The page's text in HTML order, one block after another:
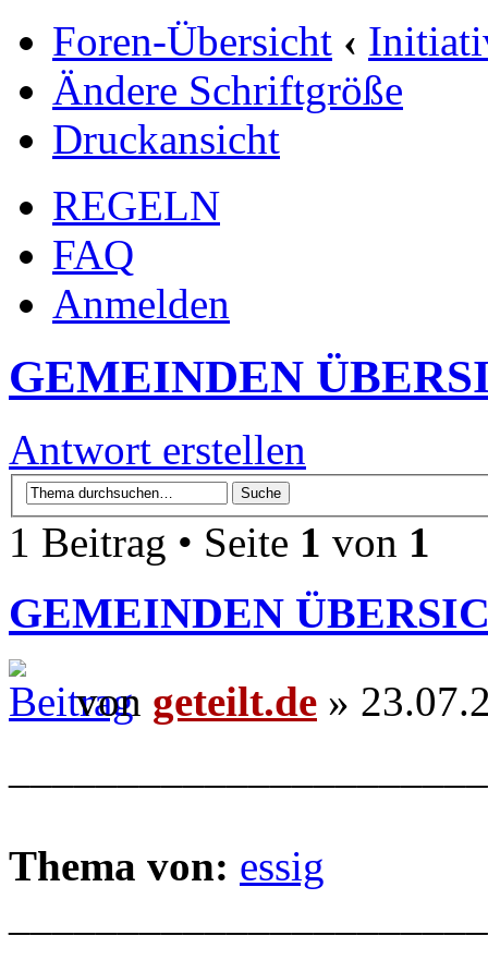
Foren-Übersicht ‹
Ändere Schriftgröße
Druckansicht
REGELN
FAQ
Anmelden
GEMEINDEN
Antwort erstellen
1 Beitrag • Seite 1 von 1
GEMEINDEN
von geteilt.de »
Thema von: essig